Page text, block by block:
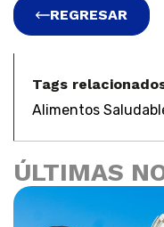
REGRESAR
Tags
Alimentos
ÚLTIMAS